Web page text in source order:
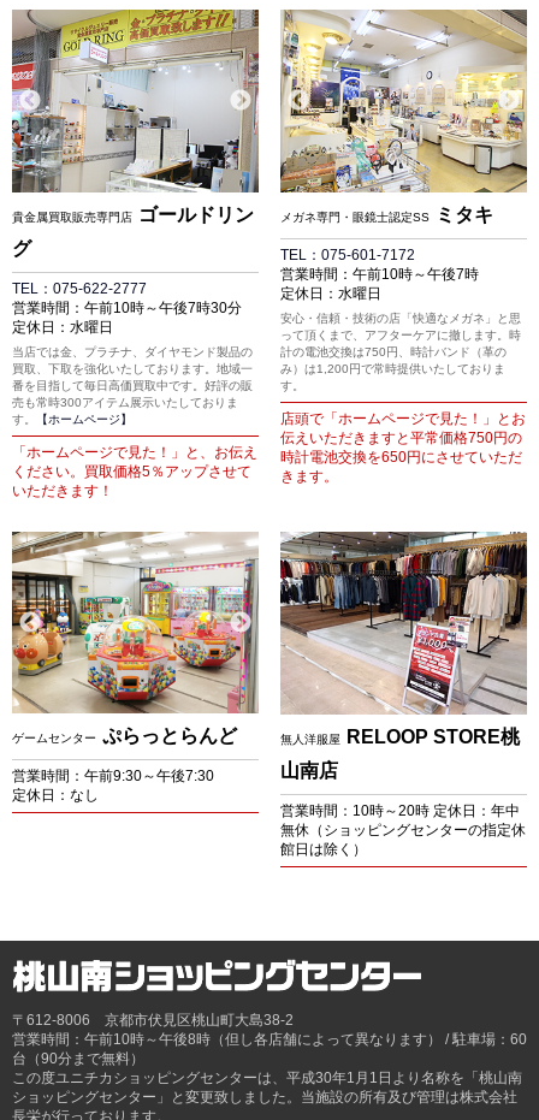
貴金属買取販売専門店
ゴールドリン
グ
TEL：075-622-2777
営業時間：午前10時～午後7時30分
定休日：水曜日
当店では金、プラチナ、ダイヤモンド製品の
買取、下取を強化いたしております。地域一
番を目指して毎日高価買取中です。好評の販
売も常時300アイテム展示いたしておりま
す。
【ホームページ】
「ホームページで見た！」と、お伝え
ください。買取価格5％アップさせて
いただきます！
メガネ専門・眼鏡士認定SS ミタキ
TEL：075-601-7172
営業時間：午前10時～午後7時
定休日：水曜日
安心・信頼・技術の店「快適なメガネ」と思
って頂くまで、アフターケアに撤します。時
計の電池交換は750円、時計バンド（革の
み）は1,200円で常時提供いたしておりま
す。
店頭で「ホームページで見た！」とお
伝えいただきますと平常価格750円の
時計電池交換を650円にさせていただ
きます。
ゲームセンター ぷらっとらんど
営業時間：午前9:30～午後7:30
定休日：なし
無人洋服屋
RELOOP STORE桃
山南店
営業時間：10時～20時 定休日：年中
無休（ショッピングセンターの指定休
館日は除く）
〒612-8006 京都市伏見区桃山町大島38-2
営業時間：午前10時～午後8時（但し各店舗によって異なります） / 駐車場：60
台（90分まで無料）
この度ユニチカショッピングセンターは、平成30年1月1日より名称を「桃山南
ショッピングセンター」と変更致しました。当施設の所有及び管理は株式会社
長栄が行っております。